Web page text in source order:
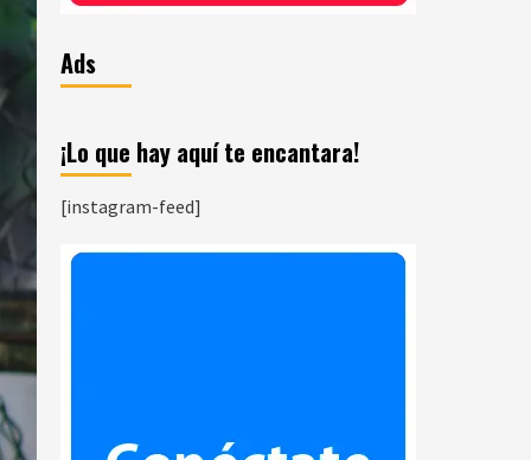
Ads
¡Lo que hay aquí te encantara!
[instagram-feed]